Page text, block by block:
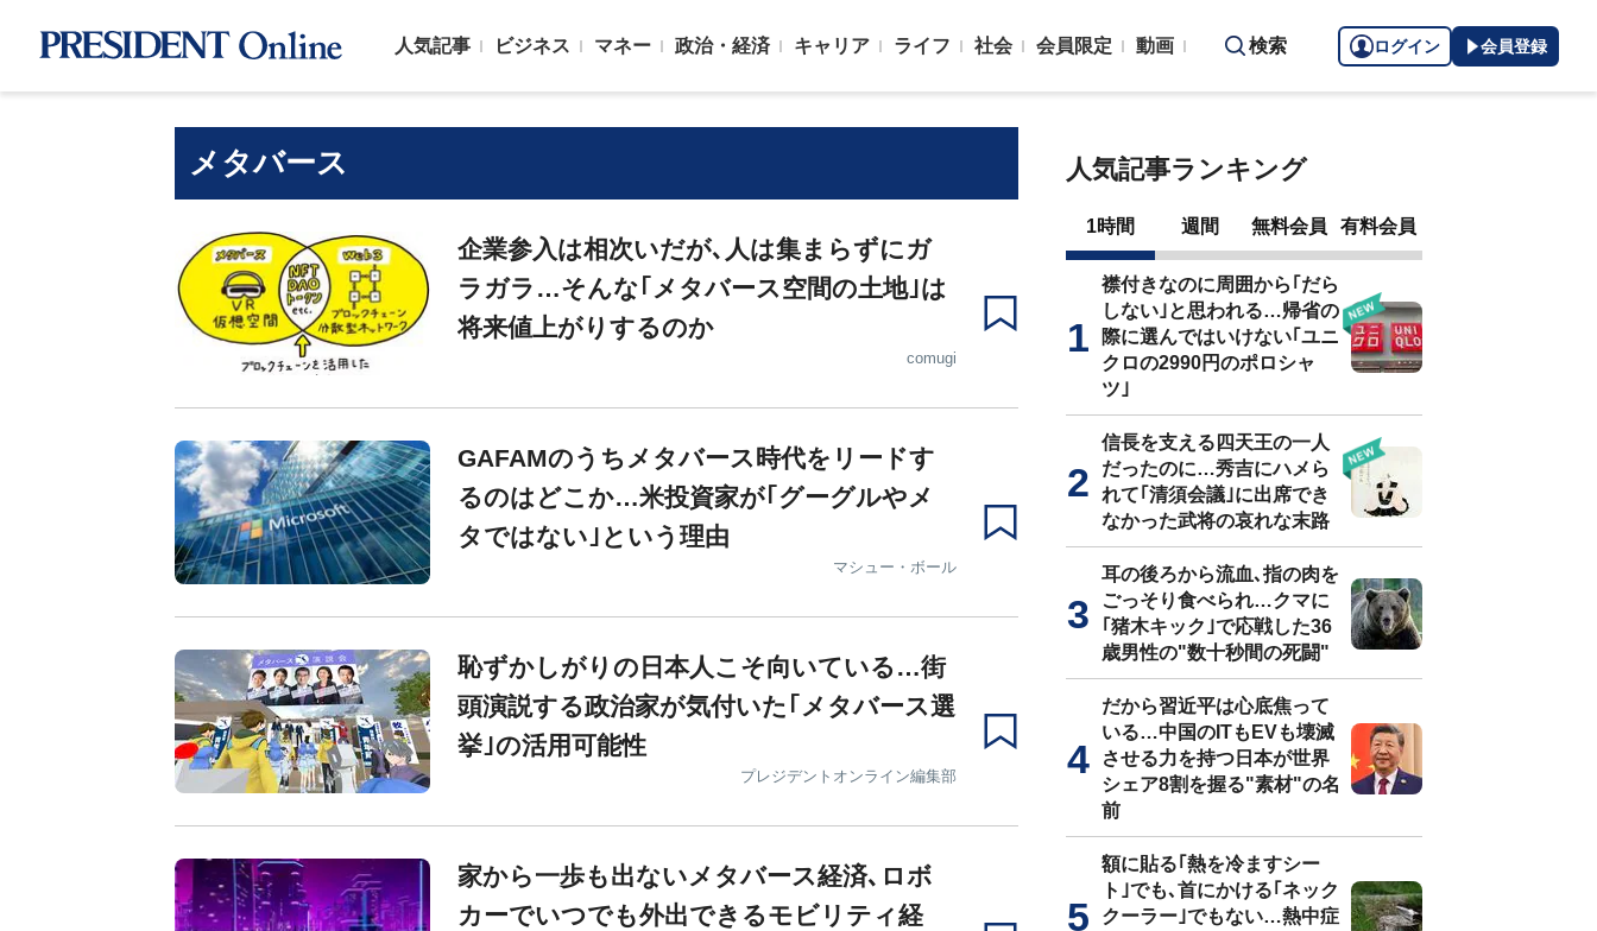
人気記事 ビジネス マネー 政治・経済 キャリア ライフ 社会 会員限定 動画 検索 ログイン 会員登録
メタバース
企業参入は相次いだが､人は集まらずにガ
ラガラ…そんな｢メタバース空間の土地｣は
将来値上がりするのか
comugi
GAFAMのうちメタバース時代をリードす
るのはどこか…米投資家が｢グーグルやメ
タではない｣という理由
マシュー・ボール
恥ずかしがりの日本人こそ向いている…街
頭演説する政治家が気付いた｢メタバース選
挙｣の活用可能性
プレジデントオンライン編集部
家から一歩も出ないメタバース経済､ロボ
カーでいつでも外出できるモビリティ経
人気記事ランキング
1時間 週間 無料会員 有料会員
襟付きなのに周囲から｢だら
しない｣と思われる…帰省の
際に選んではいけない｢ユニ
クロの2990円のポロシャ
ツ｣
信長を支える四天王の一人
だったのに…秀吉にハメら
れて｢清須会議｣に出席でき
なかった武将の哀れな末路
耳の後ろから流血､指の肉を
ごっそり食べられ…クマに
｢猪木キック｣で応戦した36
歳男性の"数十秒間の死闘"
だから習近平は心底焦って
いる…中国のITもEVも壊滅
させる力を持つ日本が世界
シェア8割を握る"素材"の名
前
額に貼る｢熱を冷ますシー
ト｣でも､首にかける｢ネック
クーラー｣でもない…熱中症